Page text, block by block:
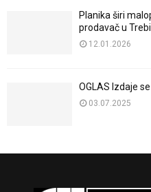
Planika širi
prodavač u
12.01.2026
OGLAS Izdaje
03.07.2025